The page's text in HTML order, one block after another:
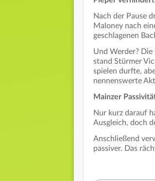
Nach der Pause
Maloney nach
geschlagenen
Und Werder?
stand Stürmer
spielen durfte,
nennenswerte
Mainzer
Nur kurz darauf
Ausgleich, doch
Anschließend
passiver. Das